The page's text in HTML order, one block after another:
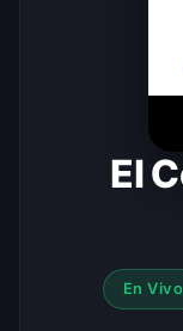
El
En Vivo